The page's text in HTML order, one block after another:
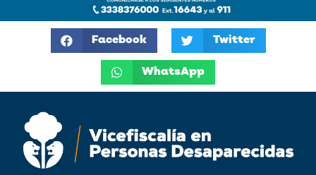
Facebook Twitter
WhatsApp